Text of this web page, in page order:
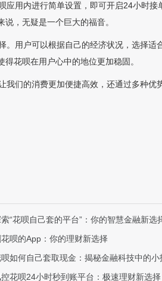
用内进行简单设置，即可开启24小时接
，无疑是一个巨大的福音。
用户可以根据自己的经济状况，选择适
花呗在用户心中的地位更加稳固。
们的消费更加便捷高效，还通过多种优
“花呗自己套的平台”：你的智慧金融新选
花呗的App：你的理财新选择
如何自己套取现金：揭秘金融科技中的小
控花呗24小时秒到账平台：极速理财新选择